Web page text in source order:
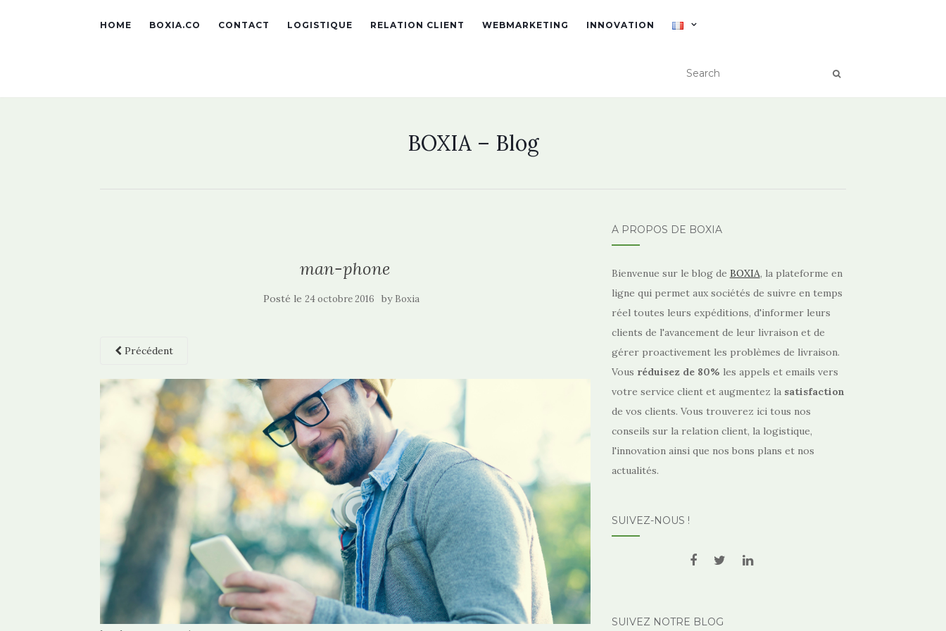
HOME BOXIA.CO CONTACT LOGISTIQUE RELATION CLIENT WEBMARKETING INNOVATION
BOXIA – Blog
man-phone
Posté le24 octobre 2016 by Boxia
Précédent
À PROPOS DE BOXIA
Bienvenue sur le blog de BOXIA, la plateforme en
ligne qui permet aux sociétés de suivre en temps
réel toutes leurs expéditions, d'informer leurs
clients de l'avancement de leur livraison et de
gérer proactivement les problèmes de livraison.
Vous réduisez de80% les appels et emails vers
votre service client et augmentez la satisfaction
de vos clients. Vous trouverez ici tous nos
conseils sur la relation client, la logistique,
l'innovation ainsi que nos bons plans et nos
actualités.
SUIVEZ-NOUS !
SUIVEZ NOTRE BLOG